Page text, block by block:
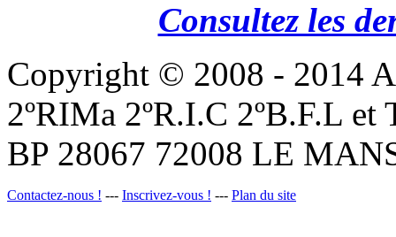
Consultez les
Copyright © 2008 - 2014
2ºRIMa 2ºR.I.C 2ºB.F.L
BP 28067 72008 LE
Contactez-nous ! --- Inscrivez-vous ! --- Plan du site